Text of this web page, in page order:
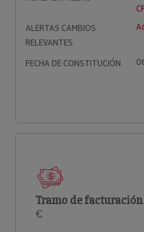
ALERTAS CAMBIOS
RELEVANTES
FECHA DE CONSTITUCIÓN
Tramo de facturación
€